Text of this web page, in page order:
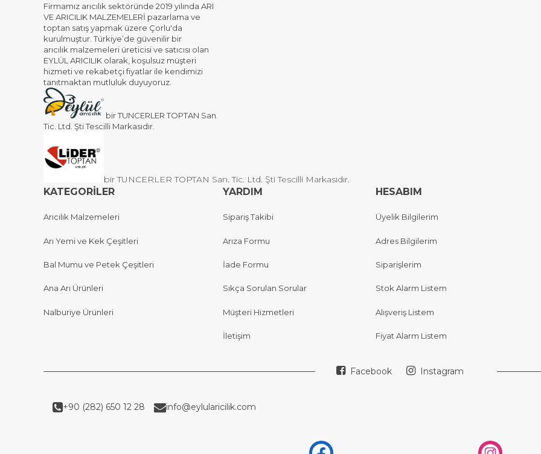
Firmamız arıcılık sektöründe 2019 yılında ARI
VE ARICILIK MALZEMELERİ pazarlama ve
toptan satış yapmak üzere Çorlu'da
kurulmuştur. Türkiye’de güvenilir bir
arıcılık malzemeleri üreticisi ve satıcısı olan
EYLÜL ARICILIK olarak, koşulsuz müşteri
hizmeti ve rekabetçi fiyatlar ile kendimizi
tanıtmaktan mutluluk duyuyoruz.
bir TUNCERLER TOPTAN San.
Tic. Ltd. Şti Tescilli Markasıdır.
bir TUNCERLER TOPTAN San. Tic. Ltd. Şti Tescilli Markasıdır.
KATEGORİLER
Arıcılık Malzemeleri
Arı Yemi ve Kek Çeşitleri
Bal Mumu ve Petek Çeşitleri
Ana Arı Ürünleri
Nalburiye Ürünleri
YARDIM
Sipariş Takibi
Arıza Formu
İade Formu
Sıkça Sorulan Sorular
Müşteri Hizmetleri
İletişim
HESABIM
Üyelik Bilgilerim
Adres Bilgilerim
Siparişlerim
Stok Alarm Listem
Alışveriş Listem
Fiyat Alarm Listem
Facebook Instagram
+90 (282) 650 12 28 info@eylularicilik.com